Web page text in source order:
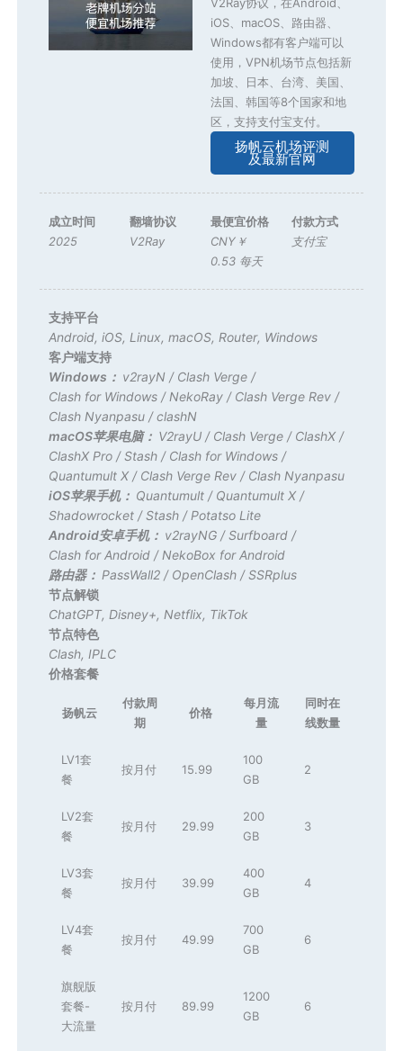
iOS、macOS、路由器、
Windows都有客户端可以
使用，VPN机场节点包括新
加坡、日本、台湾、美国、
法国、韩国等8个国家和地
区，支持支付宝支付。
扬帆云机场评测
及最新官网
成立时间
2025
翻墙协议
V2Ray
最便宜价格
CNY￥
0.53 每天
付款方式
支付宝
支持平台
Android,iOS, Linux,macOS, Router, Windows
客户端支持
Windows： v2rayN / Clash Verge /
Clash for Windows / NekoRay / Clash Verge Rev /
Clash Nyanpasu /clashN
macOS苹果电脑： V2rayU / Clash Verge / ClashX /
ClashX Pro /Stash / Clash for Windows /
Quantumult X / Clash Verge Rev / Clash Nyanpasu
iOS苹果手机： Quantumult / Quantumult X /
Shadowrocket /Stash / Potatso Lite
Android安卓手机： v2rayNG /Surfboard /
Clash for Android / NekoBox for Android
路由器： PassWall2 / OpenClash /SSRplus
节点解锁
ChatGPT, Disney+, Netflix, TikTok
节点特色
Clash, IPLC
价格套餐
扬帆云
付款周
期
价格
每月流
量
同时在
线数量
LV1套
餐
按月付 15.99
100
GB
2
LV2套
餐
按月付 29.99
200
GB
3
LV3套
餐
按月付 39.99
400
GB
4
LV4套
餐
按月付 49.99
700
GB
6
旗舰版
套餐-
大流量
按月付 89.99
1200
GB
6